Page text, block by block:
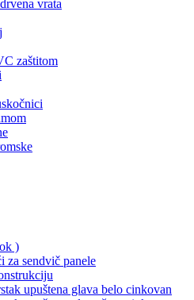
vrata
zaštitom
)
za sendvič panele
upuštena glava belo cinkovan